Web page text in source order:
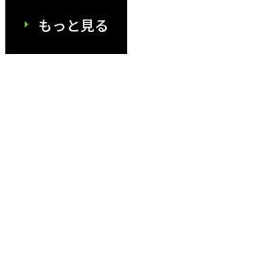
もっと見る